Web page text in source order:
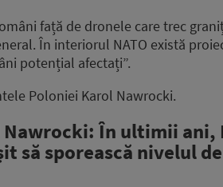
față de dronele care trec
În interiorul NATO există
potențial afectați”.
Poloniei Karol Nawrocki.
În ultimii ani,
să sporească nivelul